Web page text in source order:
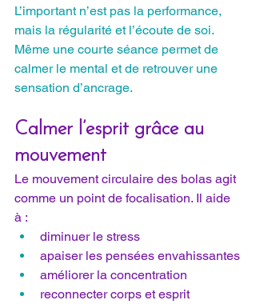
L’important n’est pas la performance,
mais la régularité et l’écoute de soi.
Même une courte séance permet de
calmer le mental et de retrouver une
sensation d’ancrage.
Calmer l’esprit grâce au
mouvement
Le mouvement circulaire des bolas agit
comme un point de focalisation. Il aide
à :
diminuer le stress
apaiser les pensées envahissantes
améliorer la concentration
reconnecter corps et esprit